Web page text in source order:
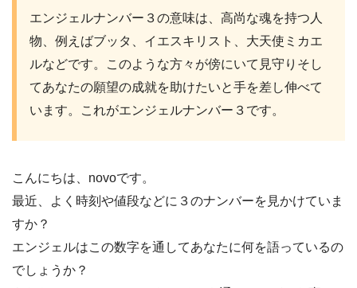
エンジェルナンバー３の意味は、高尚な魂を持つ人
物、例えばブッタ、イエスキリスト、大天使ミカエ
ルなどです。このような方々が傍にいて見守りそし
てあなたの願望の成就を助けたいと手を差し伸べて
います。これがエンジェルナンバー３です。
こんにちは、novoです。
最近、よく時刻や値段などに３のナンバーを見かけていま
すか？
エンジェルはこの数字を通してあなたに何を語っているの
でしょうか？